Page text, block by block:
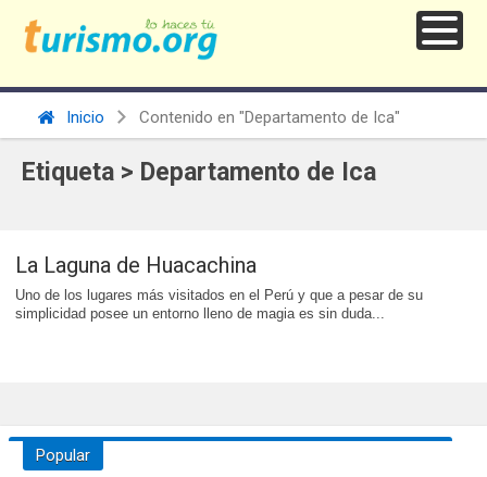
Inicio Contenido en "Departamento de Ica"
Etiqueta > Departamento de Ica
La Laguna de Huacachina
Uno de los lugares más visitados en el Perú y que a pesar de su
simplicidad posee un entorno lleno de magia es sin duda...
Popular